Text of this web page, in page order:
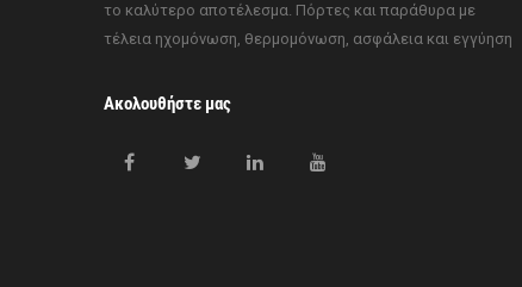
το καλύτερο αποτέλεσμα. Πόρτες και παράθυρα με
τέλεια ηχομόνωση, θερμομόνωση, ασφάλεια και εγγύηση
Ακολουθήστε μας